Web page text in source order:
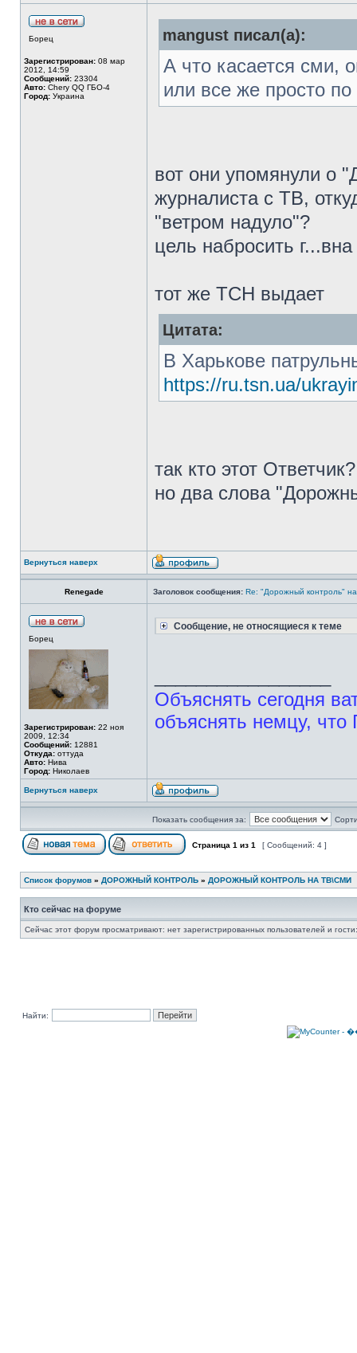
Борец
Зарегистрирован: 08 мар
2012, 14:59
Сообщений: 23304
Авто: Chery QQ ГБО-4
Город: Украина
mangust писал(а):
А что касается сми,
или все же просто
вот они упомянули о
журналиста с ТВ,
"ветром надуло"?
цель набросить
тот же ТСН выдает
Цитата:
В Харькове
https://ru.tsn.ua/
так кто этот
но два слова
Вернуться наверх
Renegade Заголовок сообщения: Re: "Дорожный контроль"
Борец
Зарегистрирован: 22 ноя
2009, 12:34
Сообщений: 12881
Откуда: оттуда
Авто: Нива
Город: Николаев
Сообщение, не относящиеся к теме
Объяснять сегодня
объяснять немцу, что
Вернуться наверх
Показать сообщения за:
Страница 1 из 1 [ Сообщений: 4 ]
Список форумов » ДОРОЖНЫЙ КОНТРОЛЬ » ДОРОЖНЫЙ КОНТРОЛЬ НА ТВ\СМИ
Кто сейчас на форуме
Сейчас этот форум просматривают: нет зарегистрированных пользователей и
Найти: